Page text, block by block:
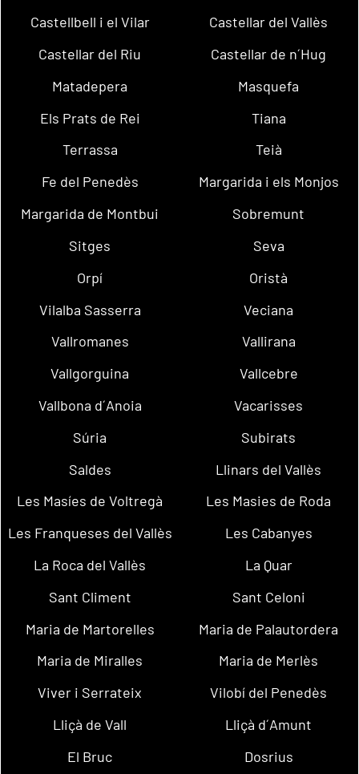
Castellbell i el Vilar
Castellar del Vallès
Castellar del Riu
Castellar de n´Hug
Matadepera
Masquefa
Els Prats de Rei
Tiana
Terrassa
Teià
Fe del Penedès
Margarida i els Monjos
Margarida de Montbui
Sobremunt
Sitges
Seva
Orpí
Oristà
Vilalba Sasserra
Veciana
Vallromanes
Vallirana
Vallgorguina
Vallcebre
Vallbona d´Anoia
Vacarisses
Súria
Subirats
Saldes
Llinars del Vallès
Les Masíes de Voltregà
Les Masies de Roda
Les Franqueses del Vallès
Les Cabanyes
La Roca del Vallès
La Quar
Sant Climent
Sant Celoni
Maria de Martorelles
Maria de Palautordera
Maria de Miralles
Maria de Merlès
Viver i Serrateix
Vilobí del Penedès
Lliçà de Vall
Lliçà d´Amunt
El Bruc
Dosrius